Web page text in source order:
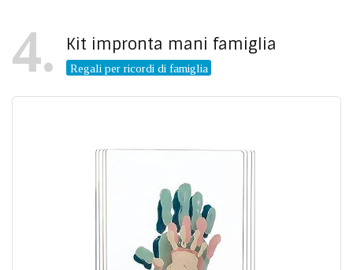
4 Kit impronta mani famiglia
Regali per ricordi di famiglia